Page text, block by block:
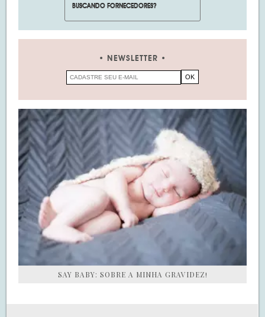
NEWSLETTER
SAY BABY: SOBRE A MINHA GRAVIDEZ!